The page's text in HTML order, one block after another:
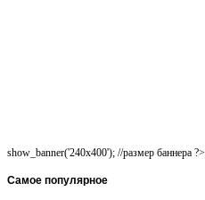
show_banner('240x400'); //размер баннера ?>
Самое популярное